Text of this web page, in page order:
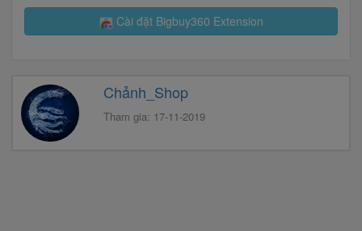
Cài đặt Bigbuy360 Extension
Chảnh_Shop
Tham gia: 17-11-2019